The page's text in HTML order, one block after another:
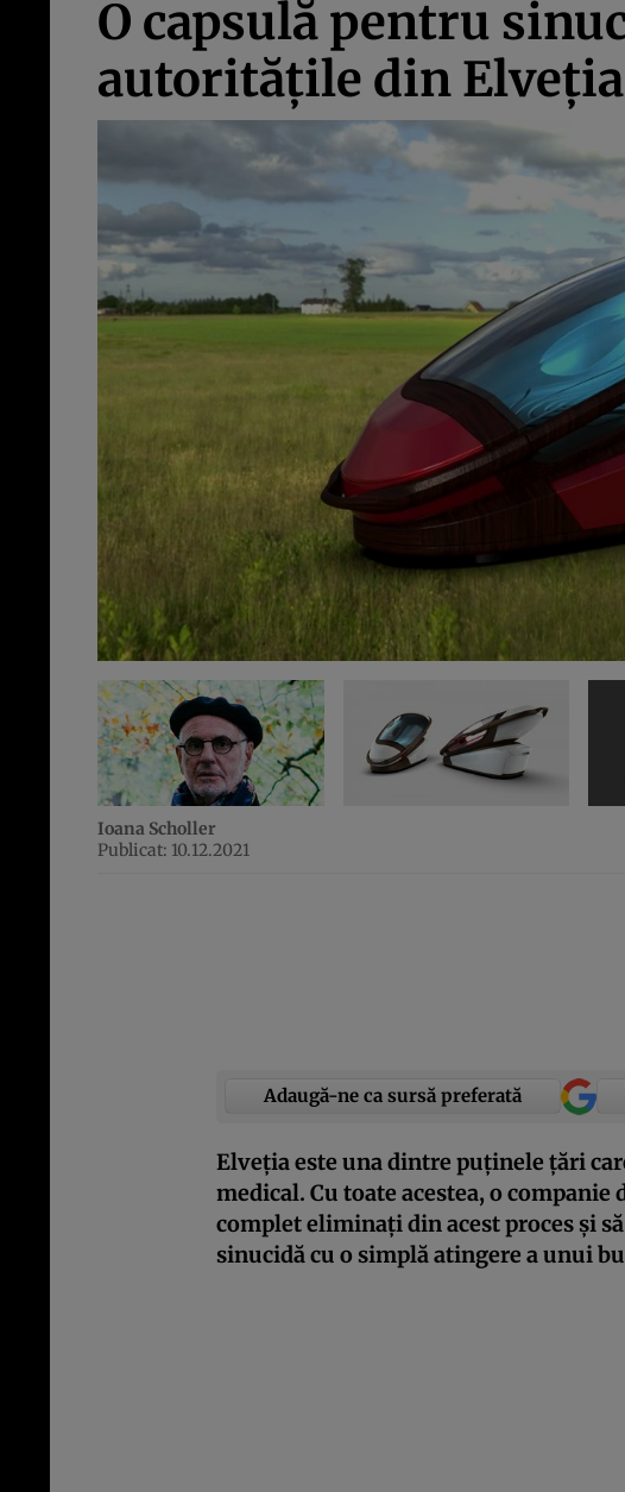
O capsulă pentru
autoritățile din Elveția
Ioana Scholler
Publicat: 10.12.2021
Adaugă-ne ca sursă preferată
Elveția este una dintre puținele țări
medical. Cu toate acestea, o companie
complet eliminați din acest proces și
sinucidă cu o simplă atingere a unui